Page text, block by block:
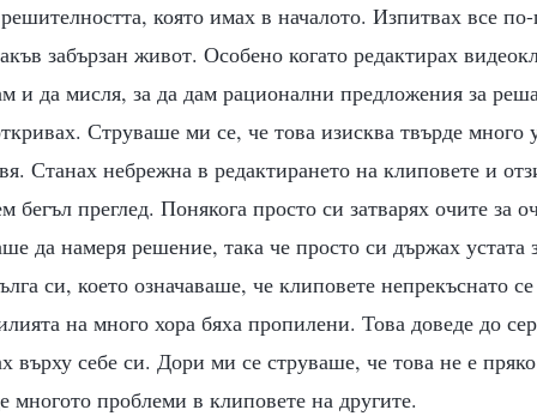
която имах в началото. Изпитвах все
забързан живот. Особено когато редактирах
и да мисля, за да дам рационални предложения за
Струваше ми се, че това изисква твърде много
Станах небрежна в редактирането на клиповете и
бегъл преглед. Понякога просто си затварях очите за
да намеря решение, така че просто си държах устата
си, което означаваше, че клиповете непрекъснато
на много хора бяха пропилени. Това доведе до
върху себе си. Дори ми се струваше, че това не е
многото проблеми в клиповете на другите.